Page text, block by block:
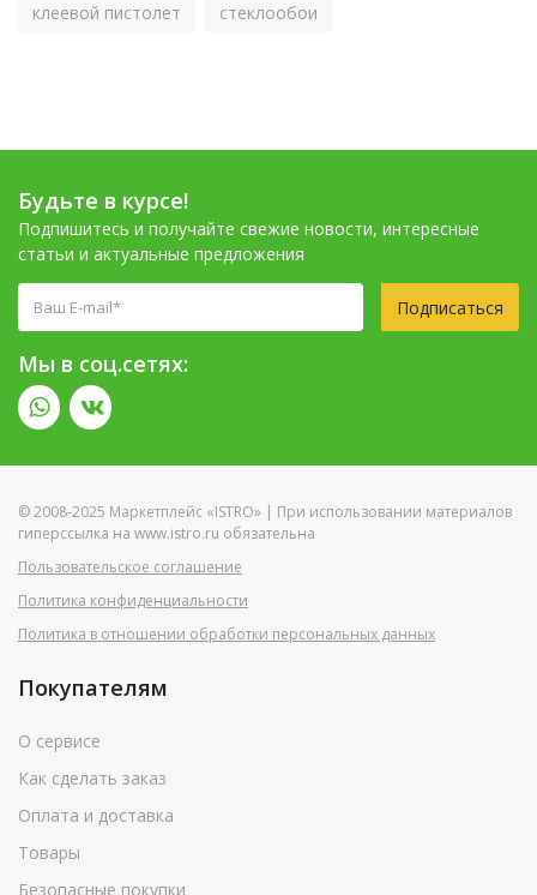
клеевой пистолет стеклообои
Будьте в курсе!
Подпишитесь и получайте свежие новости, интересные
статьи и актуальные предложения
Подписаться
Мы в соц.сетях:
© 2008-2025 Маркетплейс «ISTRO» | При использовании материалов
гиперссылка на www.istro.ru обязательна
Пользовательское соглашение
Политика конфиденциальности
Политика в отношении обработки персональных данных
Покупателям
О сервисе
Как сделать заказ
Оплата и доставка
Товары
Безопасные покупки